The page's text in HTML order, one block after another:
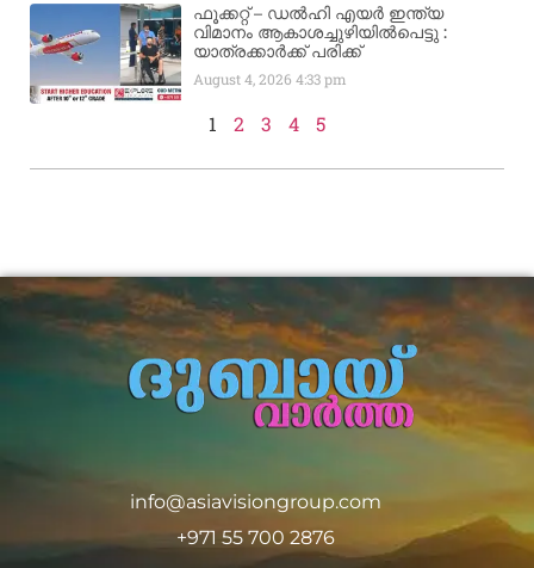
ഫൂക്കറ്റ് – ഡൽഹി എയര്‍ ഇന്ത്യ
വിമാനം ആകാശച്ചുഴിയില്‍പെട്ടു :
യാത്രക്കാര്‍ക്ക് പരിക്ക്
August 4, 20264:33 pm
1 2 3 4 5
info@asiavisiongroup.com
+971 55 700 2876